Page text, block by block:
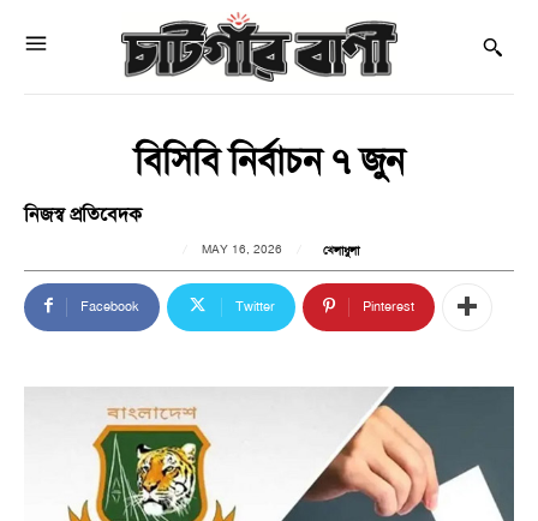
বিসিবি নির্বাচন ৭ জুন
নিজস্ব প্রতিবেদক
MAY 16, 2026 খেলাধুলা
Facebook Twitter Pinterest